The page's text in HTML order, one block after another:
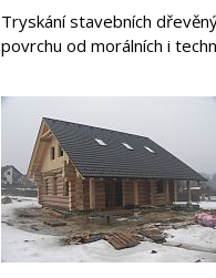
Tryskání stavebních
povrchu od morálních i